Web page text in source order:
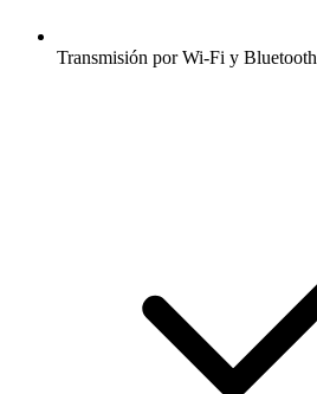
Transmisión por Wi-Fi y Bluetooth